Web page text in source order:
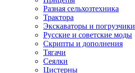
Разная сельхозтехника
Трактора
Экскаваторы и погрузчики
Русские и советские моды
Скрипты и дополнения
Тягачи
Сеялки
Цистерны